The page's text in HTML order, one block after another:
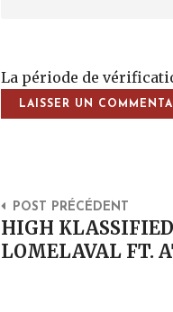
La période de
Post
POST PRÉCÉDENT
HIGH
LOMELAVAL FT.